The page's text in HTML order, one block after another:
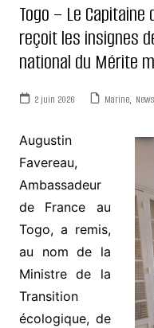
Togo – Le
reçoit les insignes
national du Mérite
2 juin 2026 Marine, News
Augustin
Favereau,
Ambassadeur
de France au
Togo, a remis,
au nom de la
Ministre de la
Transition
écologique, de